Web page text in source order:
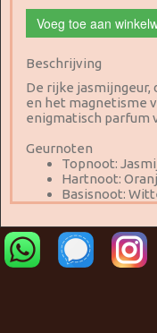
Voeg toe aan
Beschrijving
De rijke jasmijngeur,
en het magnetisme
enigmatisch parfum
Geurnoten
Topnoot:
Hartnoot:
Basisnoot: